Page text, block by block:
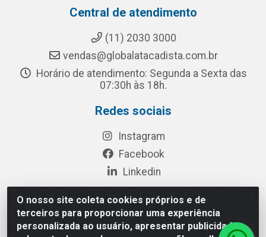
O nosso site coleta cookies próprios e de
terceiros para proporcionar uma experiência
personalizada ao usuário, apresentar publicidade
Central de atendimento
(11) 2030 3000
vendas@globalatacadista.com.br
Horário de atendimento: Segunda a Sexta das
07:30h às 18h.
Redes sociais
Instagram
Facebook
Linkedin
Rua Chipuê, 117 - S. Miguel Paulista São Paulo/SP - CEP
08010-260- CNPJ: 03.010.739/0001-72